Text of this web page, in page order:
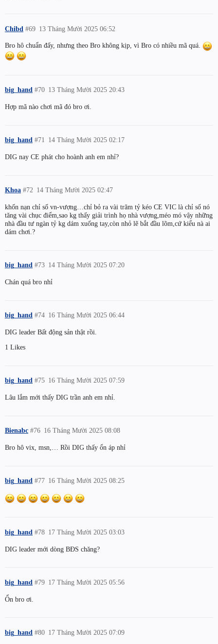
Chibd 13 Tháng Mười 2025 06:52
#69
Bro hô chuẩn đấy, nhưng theo Bro không kịp, vì Bro có nhiều mã quá.
big_hand 13 Tháng Mười 2025 20:43
#70
Hợp mã nào chơi mã đó bro ơi.
big_hand 14 Tháng Mười 2025 02:17
#71
DIG nay CE phát cho hoành anh em nhỉ?
Khoa 14 Tháng Mười 2025 02:47
#72
khốn nạn chỉ số vn-vượng…chỉ bỏ ra vài trăm tỷ kéo CE VIC là chỉ số nó
tăng vài chục điểm,sao kg thấy giải trình họ nhà vượng,méo mó vậy những
nhà đầu tư ngàn tỷ kg dám xuống tay,còn nhỏ lẽ bắt đầu lõm,cứ kiểu nà ai
dám chơi.?
big_hand 14 Tháng Mười 2025 07:20
#73
Chán quá bro nhỉ
big_hand 16 Tháng Mười 2025 06:44
#74
DIG leader Bất động sản thật rồi.
1 Likes
big_hand 16 Tháng Mười 2025 07:59
#75
Lâu lắm mới thấy DIG trần anh em nhỉ.
Bienabc 16 Tháng Mười 2025 08:08
#76
Bro hô vix, msn,… Rồi DIG thấy ổn áp nhỉ
big_hand 16 Tháng Mười 2025 08:25
#77
big_hand 17 Tháng Mười 2025 03:03
#78
DIG leader mới dòng BĐS chăng?
big_hand 17 Tháng Mười 2025 05:56
#79
Ổn bro ơi.
big_hand 17 Tháng Mười 2025 07:09
#80